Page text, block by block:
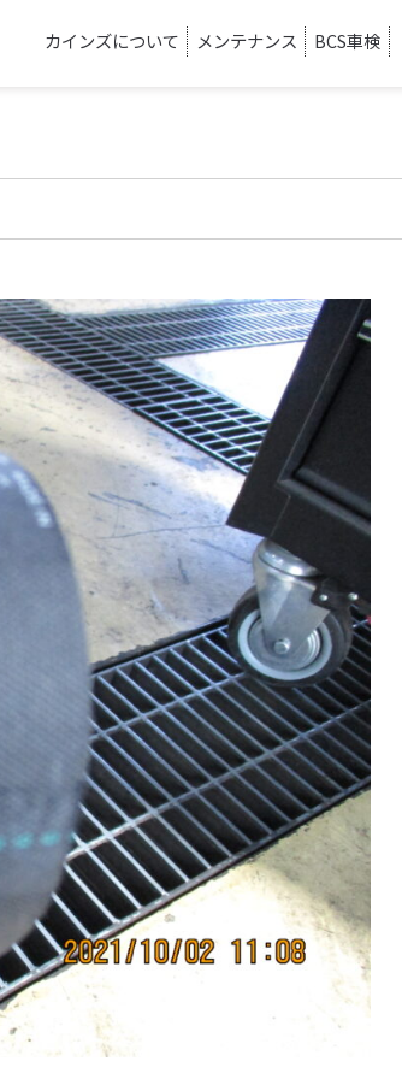
カインズについて メンテナンス BCS車検